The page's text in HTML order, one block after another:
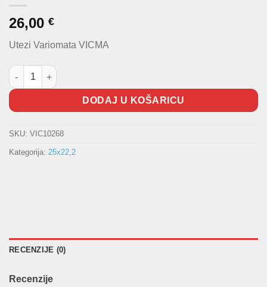
26,00 €
Utezi Variomata VICMA
Utezi variomata (rolice) 25x22,2 20,0g količina
DODAJ U KOŠARICU
SKU: VIC10268
Kategorija: 25x22,2
RECENZIJE (0)
Recenzije